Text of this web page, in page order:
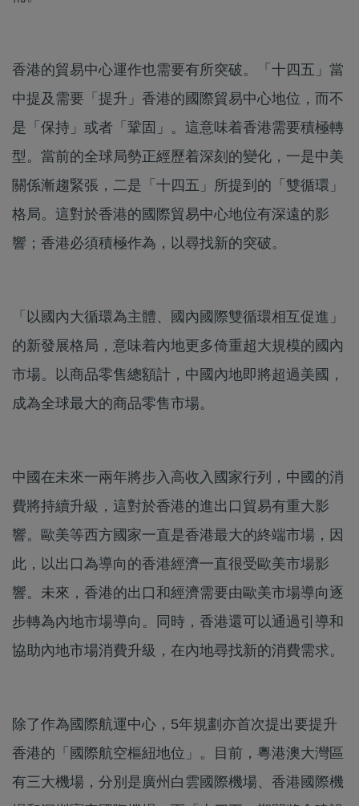
香港的貿易中心運作也需要有所突破。「十四五」當
中提及需要「提升」香港的國際貿易中心地位，而不
是「保持」或者「鞏固」。這意味着香港需要積極轉
型。當前的全球局勢正經歷着深刻的變化，一是中美
關係漸趨緊張，二是「十四五」所提到的「雙循環」
格局。這對於香港的國際貿易中心地位有深遠的影
響；香港必須積極作為，以尋找新的突破。
「以國內大循環為主體、國內國際雙循環相互促進」
的新發展格局，意味着內地更多倚重超大規模的國內
市場。以商品零售總額計，中國內地即將超過美國，
成為全球最大的商品零售市場。
中國在未來一兩年將步入高收入國家行列，中國的消
費將持續升級，這對於香港的進出口貿易有重大影
響。歐美等西方國家一直是香港最大的終端市場，因
此，以出口為導向的香港經濟一直很受歐美市場影
響。未來，香港的出口和經濟需要由歐美市場導向逐
步轉為內地市場導向。同時，香港還可以通過引導和
協助內地市場消費升級，在內地尋找新的消費需求。
除了作為國際航運中心，5年規劃亦首次提出要提升
香港的「國際航空樞紐地位」。目前，粵港澳大灣區
有三大機場，分別是廣州白雲國際機場、香港國際機